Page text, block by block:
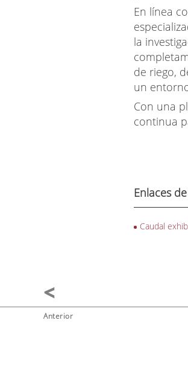
En línea
la
de riego,
un
Con una
continua
Enlaces
Caudal
Anterior